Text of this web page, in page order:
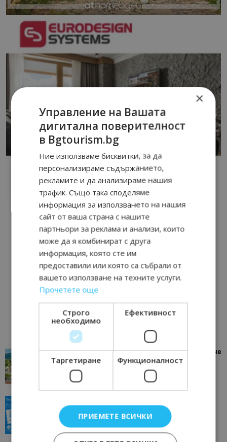
“Пощенска картичка от…”: Петрич – Изживяване
отвъд очакваното
Петрич
всички времена
×
Управление на Вашата
дигитална поверителност
в Bgtourism.bg
Ние използваме бисквитки, за да
персонализираме съдържанието,
рекламите и да анализираме нашия
трафик. Също така споделяме
информация за използването на нашия
сайт от ваша страна с нашите
партньори за реклама и анализи, които
може да я комбинират с друга
информация, която сте им
предоставили или която са събрали от
вашето използване на техните услуги.
Прочетете още
Строго
необходимо
Ефективност
Таргетиране Функционалност
ПРИЕМЕТЕ ВСИЧКИ